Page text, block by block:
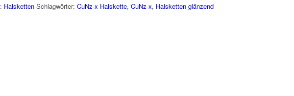
Halsketten Schlagwörter: CuNz-x Halskette, CuNz-x, Halsketten glänzend